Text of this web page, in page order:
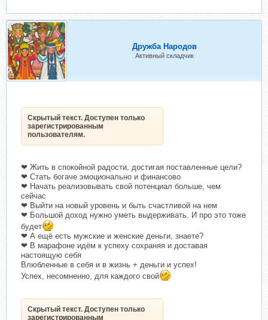
Дружба Народов
Активный складчик
Скрытый текст. Доступен только
зарегистрированным
пользователям.
❤ Жить в спокойной радости, достигая поставленные цели?
❤ Стать богаче эмоционально и финансово
❤ Начать реализовывать свой потенциал больше, чем
сейчас
❤ Выйти на новый уровень и быть счастливой на нем
❤ Большой доход нужно уметь выдерживать. И про это тоже
будет
❤ А ещё есть мужские и женские деньги, знаете?
❤ В марафоне идём к успеху сохраняя и доставая
настоящую себя
Влюбленные в себя и в жизнь + деньги и успех!
Успех, несомненно, для каждого свой
Скрытый текст. Доступен только
зарегистрированным